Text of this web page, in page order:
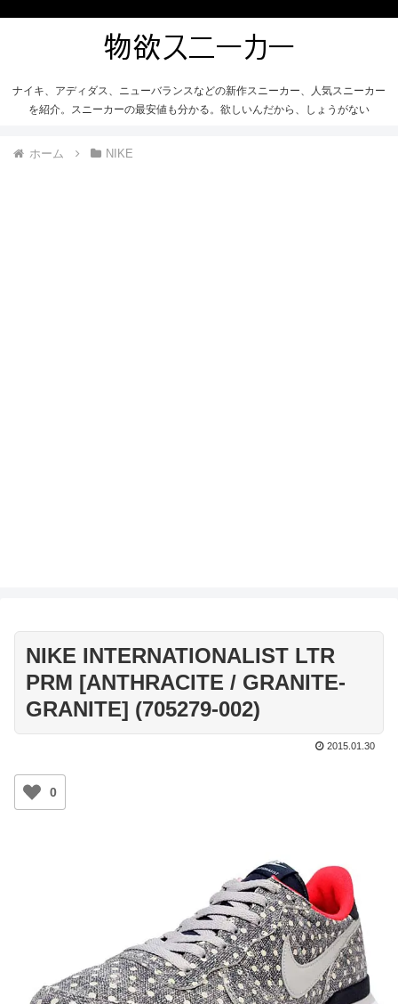
ナイキ、アディダス、ニューバランスなどの新作スニーカー、人気スニーカー
を紹介。スニーカーの最安値も分かる。欲しいんだから、しょうがない
ホーム NIKE
NIKE INTERNATIONALIST LTR
PRM [ANTHRACITE / GRANITE-
GRANITE] (705279-002)
2015.01.30
0